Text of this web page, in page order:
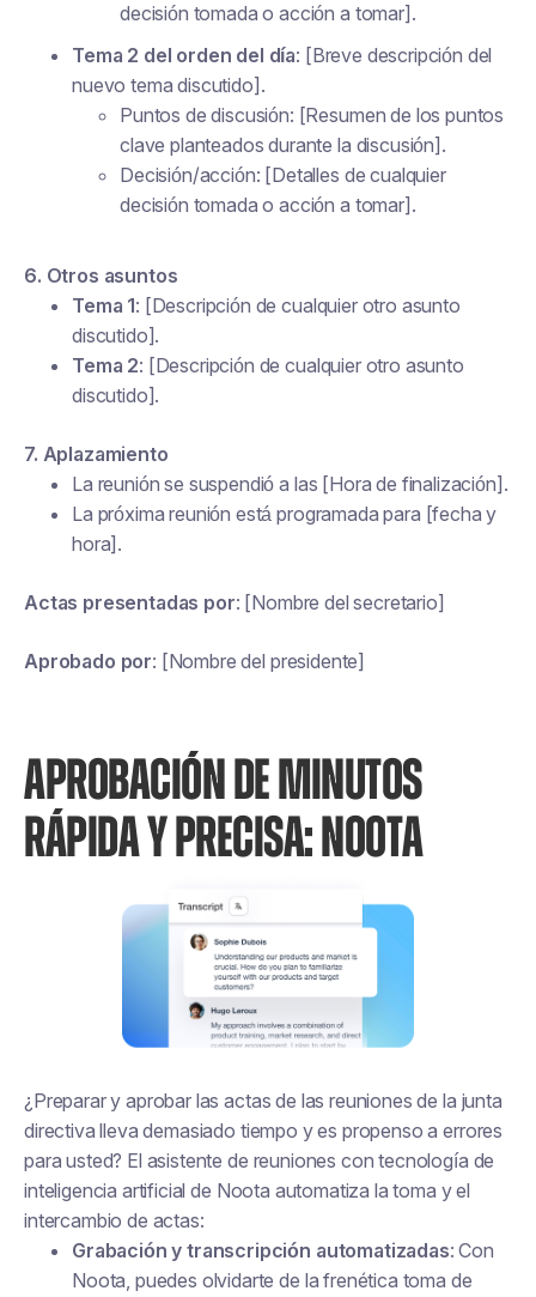
decisión tomada o acción a tomar].
Tema 2 del orden del día: [Breve descripción del
nuevo tema discutido].
Puntos de discusión: [Resumen de los puntos
clave planteados durante la discusión].
Decisión/acción: [Detalles de cualquier
decisión tomada o acción a tomar].
6. Otros asuntos
Tema 1: [Descripción de cualquier otro asunto
discutido].
Tema 2: [Descripción de cualquier otro asunto
discutido].
7. Aplazamiento
La reunión se suspendió a las [Hora de finalización].
La próxima reunión está programada para [fecha y
hora].
Actas presentadas por: [Nombre del secretario]
Aprobado por: [Nombre del presidente]
APROBACIÓN DE MINUTOS
RÁPIDA Y PRECISA: NOOTA
¿Preparar y aprobar las actas de las reuniones de la junta
directiva lleva demasiado tiempo y es propenso a errores
para usted? El asistente de reuniones con tecnología de
inteligencia artificial de Noota automatiza la toma y el
intercambio de actas:
Grabación y transcripción automatizadas: Con
Noota, puedes olvidarte de la frenética toma de